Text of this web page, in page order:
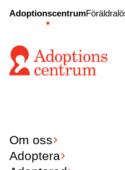
Adoptionscentrum
Om oss
Adoptera